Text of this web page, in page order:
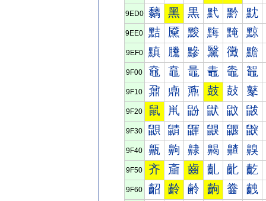
9ED0 黐 黑 黒 黓 黔 黕
9EE0 黠 黡 黢 黣 黤 黥
9EF0 黰 黱 黲 黳 黴 黵
9F00 鼀 鼁 鼂 鼃 鼄 鼅
9F10 鼐 鼑 鼒 鼓 鼔 鼕
9F20 鼠 鼡 鼢 鼣 鼤 鼥
9F30 鼰 鼱 鼲 鼳 鼴 鼵
9F40 齀 齁 齂 齃 齄 齅
9F50 齐 齑 齒 齓 齔 齕
9F60 齠 齡 齢 齣 齤 齥